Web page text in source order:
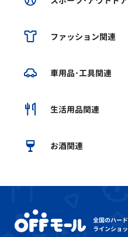
ファッション関連
車用品･工具関連
生活用品関連
お酒関連
全国のハー
ラインショ